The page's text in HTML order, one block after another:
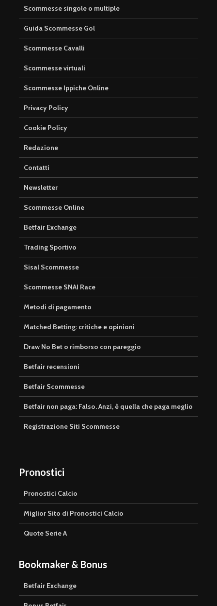
Scommesse singole o multiple
Guida Scommesse Gol
Scommesse Cavalli
Scommesse virtuali
Scommesse Ippiche Online
Privacy Policy
Cookie Policy
Redazione
Contatti
Newsletter
Scommesse Online
Betfair Exchange
Trading Sportivo
Sisal Scommesse
Scommesse SNAI Race
Metodi di pagamento
Matched Betting: critiche e opinioni
Draw No Bet o rimborso con pareggio
Betfair recensioni
Betfair Scommesse
Betfair non paga: Falso. Anzi, è quella che paga meglio
Registrazione Siti Scommesse
Pronostici
Pronostici Calcio
Miglior Sito di Pronostici Calcio
Quote Serie A
Bookmaker & Bonus
Betfair Exchange